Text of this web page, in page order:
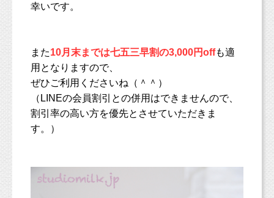
幸いです。
また10月末までは七五三早割の3,000円offも適
用となりますので、
ぜひご利用くださいね（＾＾）
（LINEの会員割引との併用はできませんので、
割引率の高い方を優先とさせていただきま
す。）